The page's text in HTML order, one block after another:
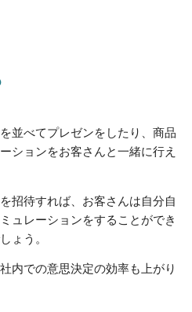
並べてプレゼンをしたり、商品
ションをお客さんと一緒に行え
招待すれば、お客さんは自分自
ュレーションをすることができ
ょう。
内での意思決定の効率も上がり